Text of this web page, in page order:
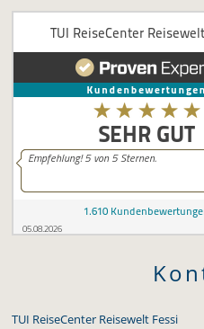
TUI ReiseCenter Reisewelt Fessi